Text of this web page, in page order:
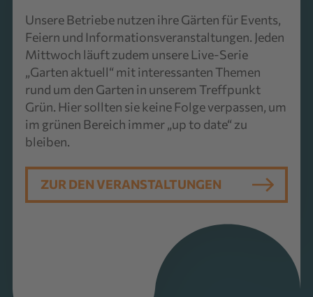
Unsere Betriebe nutzen ihre Gärten für Events,
Feiern und Informationsveranstaltungen. Jeden
Mittwoch läuft zudem unsere Live-Serie
„Garten aktuell“ mit interessanten Themen
rund um den Garten in unserem Treffpunkt
Grün. Hier sollten sie keine Folge verpassen, um
im grünen Bereich immer „up to date“ zu
bleiben.
ZUR DEN VERANSTALTUNGEN